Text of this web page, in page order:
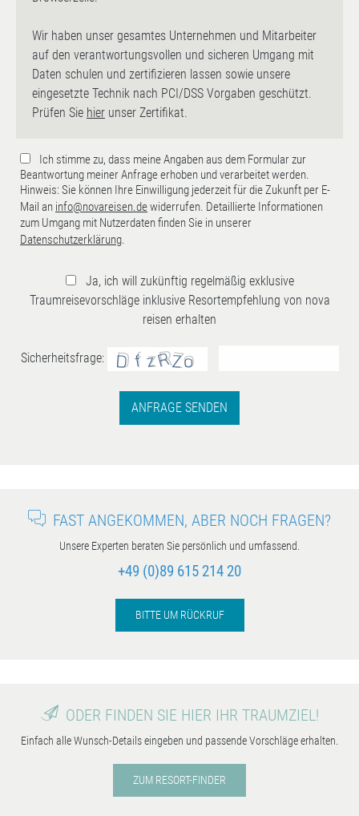
Wir haben unser gesamtes Unternehmen und Mitarbeiter
auf den verantwortungsvollen und sicheren Umgang mit
Daten schulen und zertifizieren lassen sowie unsere
eingesetzte Technik nach PCI/DSS Vorgaben geschützt.
Prüfen Sie hier unser Zertifikat.
Ich stimme zu, dass meine Angaben aus dem Formular zur
Beantwortung meiner Anfrage erhoben und verarbeitet werden.
Hinweis: Sie können Ihre Einwilligung jederzeit für die Zukunft per E-
Mail an info@novareisen.dewiderrufen. Detaillierte Informationen
zum Umgang mit Nutzerdaten finden Sie in unserer
Datenschutzerklärung.
Ja, ich will zukünftig regelmäßig exklusive
Traumreisevorschläge inklusive Resortempfehlung von nova
reisen erhalten
Sicherheitsfrage:
ANFRAGE SENDEN
FAST ANGEKOMMEN, ABER NOCH FRAGEN?
Unsere Experten beraten Sie persönlich und umfassend.
+49 (0)89 615 214 20
BITTE UM RÜCKRUF
ODER FINDEN SIE HIER IHR TRAUMZIEL!
Einfach alle Wunsch-Details eingeben und passende Vorschläge erhalten.
ZUM RESORT-FINDER